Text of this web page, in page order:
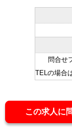
問合せ
TELの場合
この求人に